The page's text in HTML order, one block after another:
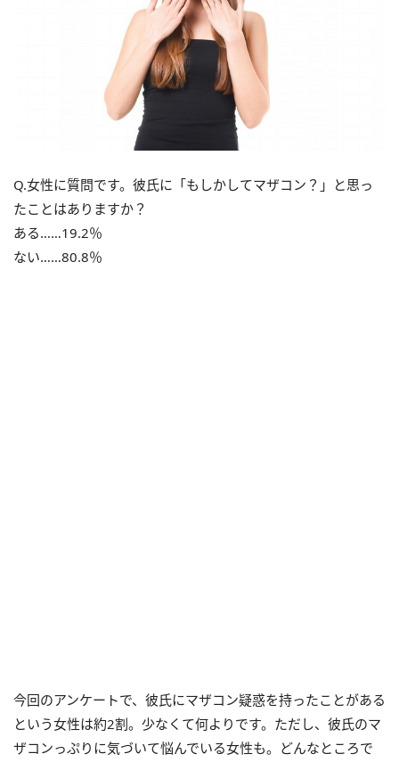
Q.女性に質問です。彼氏に「もしかしてマザコン？」と思っ
たことはありますか？
ある……19.2％
ない……80.8％
今回のアンケートで、彼氏にマザコン疑惑を持ったことがある
という女性は約2割。少なくて何よりです。ただし、彼氏のマ
ザコンっぷりに気づいて悩んでいる女性も。どんなところで